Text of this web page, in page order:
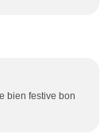
bien festive bon